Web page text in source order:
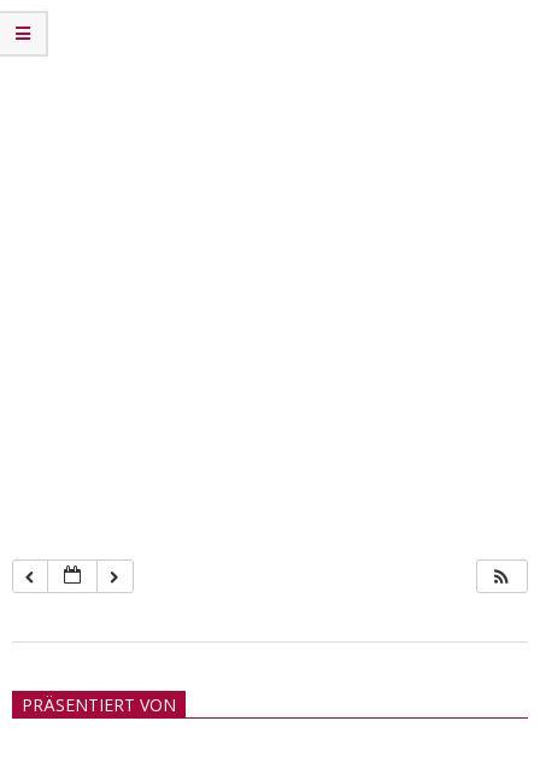
21PRÄSENTIERT VON